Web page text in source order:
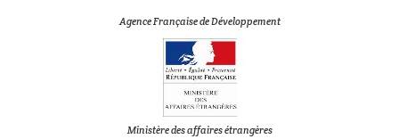
Agence Française de Développement
Ministère des affaires étrangères